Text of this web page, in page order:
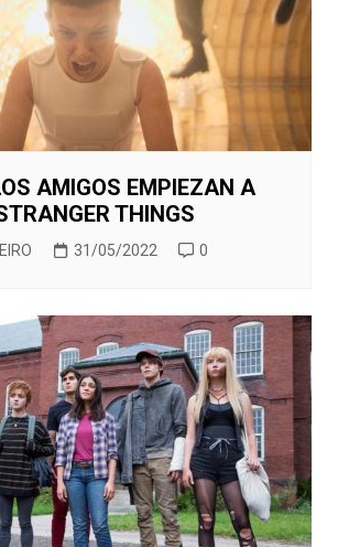
AMIGOS EMPIEZAN A
THINGS
31/05/2022 0